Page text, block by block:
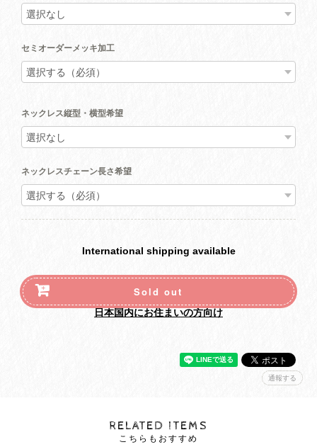
セミオーダーメッキ加工
ネックレス縦型・横型希望
ネックレスチェーン長さ希望
International shipping available
Sold out
日本国内にお住まいの方向け
通報する
RELATED ITEMS
こちらもおすすめ